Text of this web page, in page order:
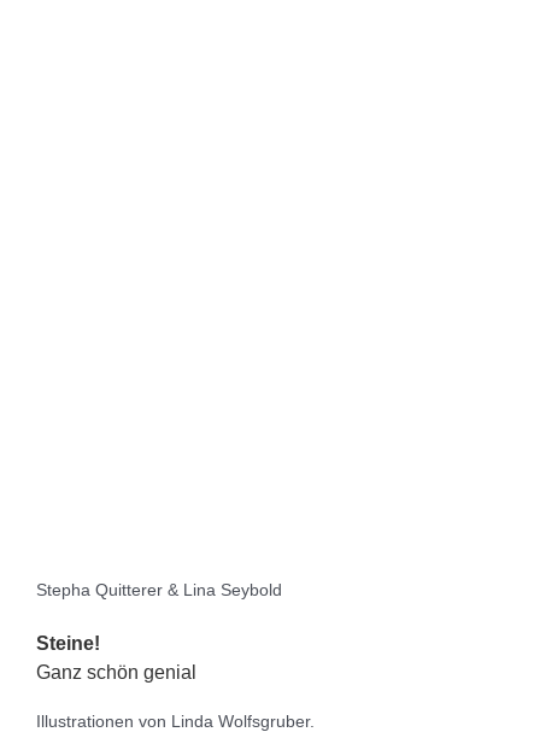
Stepha Quitterer & Lina Seybold
Steine!
Ganz schön genial
Illustrationen von Linda Wolfsgruber.